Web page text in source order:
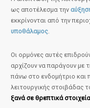
ως αποτέλεσμα την
εκκρίνονται από την
υποθάλαμος
Οι ορμόνες αυτές
αρχίζουν να παράγουν με
πάνω στο ενδομήτριο και
λειτουργικής στοιβάδας
ξανά σε θρεπτικά